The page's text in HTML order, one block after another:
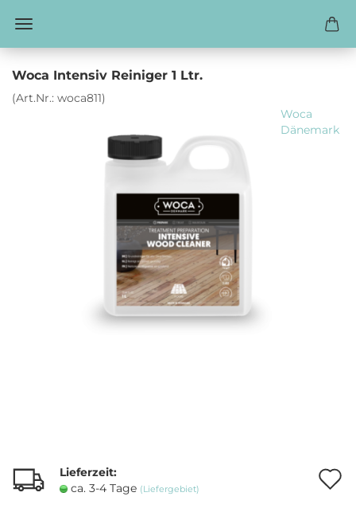
Woca Intensiv Reiniger 1 Ltr.
(Art.Nr.: woca811)
Woca
Dänemark
Lieferzeit:
ca. 3-4 Tage (Liefergebiet)